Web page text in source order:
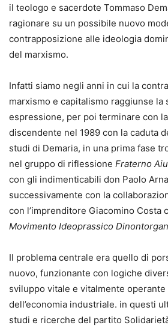
il teologo e sacerdote Tommaso
ragionare su un possibile nuovo
contrapposizione alle ideologia
del marxismo.
Infatti siamo negli anni in cui la
marxismo e capitalismo raggiunse la
espressione, per poi terminare con
discendente nel 1989 con la caduta
studi di Demaria, in una prima fase
nel gruppo di riflessione Fraterno
con gli indimenticabili don Paolo
successivamente con la
con l’imprenditore Giacomino Costa
Movimento Ideoprassico
Il problema centrale era quello di
nuovo, funzionante con logiche
sviluppo vitale e vitalmente operante
dell’economia industriale. in questi
studi e ricerche del partito